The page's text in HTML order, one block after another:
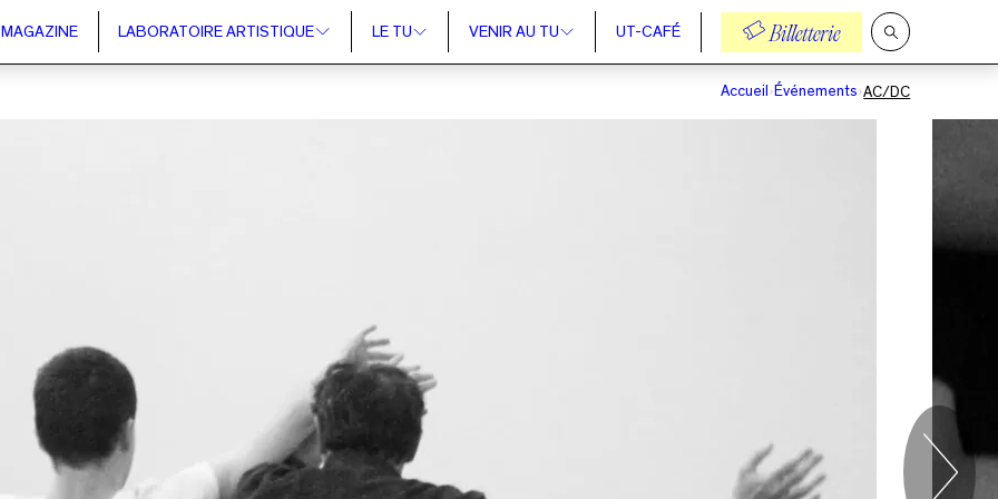
MAGAZINE LABORATOIRE ARTISTIQUE LE TU VENIR AU TU UT-CAFÉ Billetterie
Ouvrir
la
recherche
Accueil
Événements AC/DC